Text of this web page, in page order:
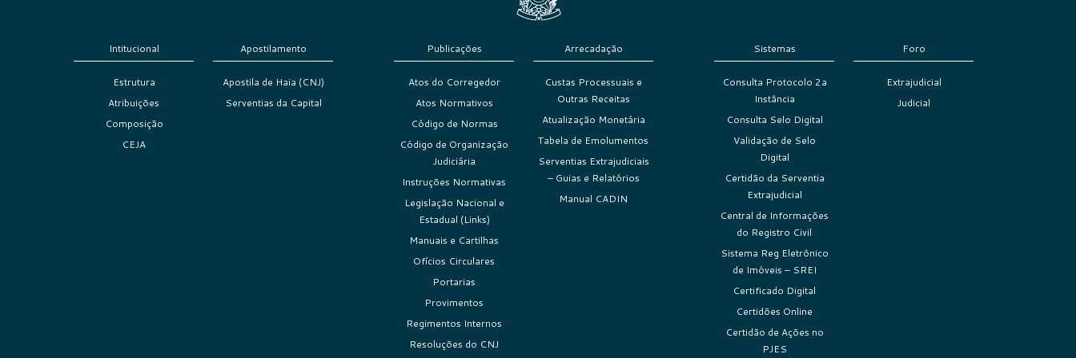
Intitucional
Estrutura
Atribuições
Composição
CEJA
Apostilamento
Apostila de Haia (CNJ)
Serventias da Capital
Publicações
Atos do Corregedor
Atos Normativos
Código de Normas
Código de Organização
Judiciária
Instruções Normativas
Legislação Nacional e
Estadual (Links)
Manuais e Cartilhas
Ofícios Circulares
Portarias
Provimentos
Regimentos Internos
Resoluções do CNJ
Arrecadação
Custas Processuais e
Outras Receitas
Atualização Monetária
Tabela de Emolumentos
Serventias Extrajudiciais
– Guias e Relatórios
Manual CADIN
Sistemas
Consulta Protocolo 2a
Instância
Consulta Selo Digital
Validação de Selo
Digital
Certidão da Serventia
Extrajudicial
Central de Informações
do Registro Civil
Sistema Reg Eletrônico
de Imóveis – SREI
Certificado Digital
Certidões Online
Certidão de Ações no
PJES
Foro
Extrajudicial
Judicial